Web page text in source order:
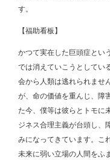
す。
【福助看板】
かつて実在した巨頭症とい
では消えていこうとしてい
会から人類は逃れられませ
が、命の価値を重んじ、障
た今、僕等は彼らとトモに
ジネス合理主義が台頭し、
みになってきています。こ
未来に弱い立場の人間をふ